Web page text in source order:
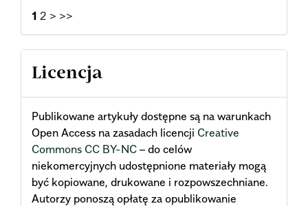
1 2 > >>
Licencja
Publikowane artykuły dostępne są na warunkach
Open Access na zasadach licencji Creative
Commons CC BY-NC – do celów
niekomercyjnych udostępnione materiały mogą
być kopiowane, drukowane i rozpowszechniane.
Autorzy ponoszą opłatę za opublikowanie